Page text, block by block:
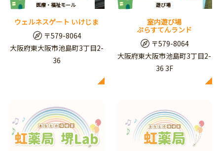
医療・福祉モール
ウェルネスゲート いけじま
〒579-8064
大阪府東大阪市池島町3丁目2-
36
遊び場
室内遊び場
ぷらすてんランド
〒579-8064
大阪府東大阪市池島町3丁目2-
36 3F